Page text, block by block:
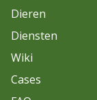
Dieren
Diensten
Wiki
Cases